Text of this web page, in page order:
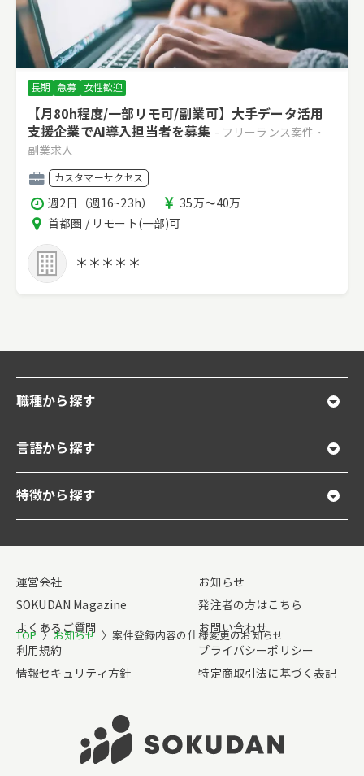
TOP 〉 お知らせ 〉案件登録内容の仕様変更のお知らせ
長期 急募 女性歓迎
【月80h程度/一部リモ可/副業可】大手データ活用
支援企業でAI導入担当者を募集 - フリーランス案件・
副業求人
職
種
カスタマーサクセス
稼
働
時
間
週2日（週16~23h）
報
酬
35万〜40万
エ
ア
首都圏 / リモート(一部)可
＊＊＊＊＊
職種から探す
言語から探す
特徴から探す
運営会社
お知らせ
SOKUDAN Magazine
発注者の方はこちら
よくあるご質問
お問い合わせ
利用規約
プライバシーポリシー
情報セキュリティ方針
特定商取引法に基づく表記